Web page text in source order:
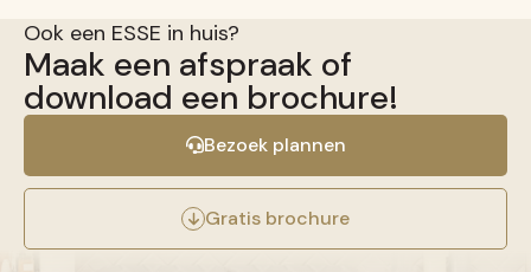
Ook een ESSE in huis?
Maak een afspraak of
download een brochure!
Bezoek plannen
Gratis brochure